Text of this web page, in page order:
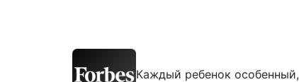
Каждый ребенок особенный,